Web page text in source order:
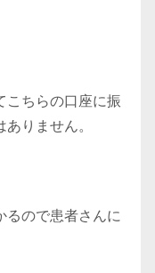
こちらの口座に振
りません。
るので患者さんに